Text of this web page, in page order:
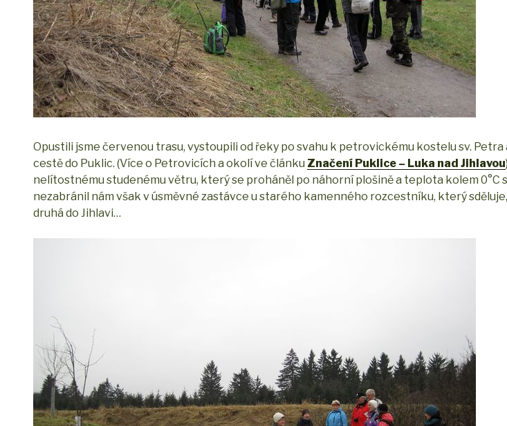
Opustili jsme červenou trasu, vystoupili od řeky po svahu k petrovickému kostelu sv. Petra
cestě do Puklic. (Více o Petrovicích a okolí ve článku Značení Puklice – Luka nad Jihlavou
nelítostnému studenému větru, který se proháněl po náhorní plošině a teplota kolem 0°C
nezabránil nám však v úsměvné zastávce u starého kamenného rozcestníku, který
druhá do Jihlavi…